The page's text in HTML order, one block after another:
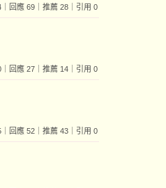
回應 69｜推薦 28｜引用 0
回應 27｜推薦 14｜引用 0
回應 52｜推薦 43｜引用 0